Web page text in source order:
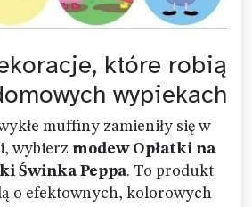
które robią
wypiekach
muffiny zamieniły się w
wybierz modew Opłatki na
Świnka Peppa. To produkt
o efektownych, kolorowych